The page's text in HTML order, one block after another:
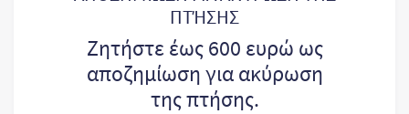
Language: EL
ΠΤΉΣΗΣ
Ζητήστε έως 600 ευρώ ως
αποζημίωση για ακύρωση
της πτήσης.